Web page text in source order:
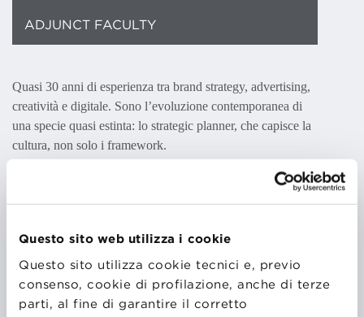
Questo sito web utilizza i cookie
Questo sito utilizza cookie tecnici e, previo
consenso, cookie di profilazione, anche di terze
parti, al fine di garantire il corretto
ADJUNCT FACULTY
Quasi 30 anni di esperienza tra brand strategy, advertising,
creatività e digitale. Sono l’evoluzione contemporanea di
una specie quasi estinta: lo strategic planner, che capisce la
cultura, non solo i framework.
“If you can think it, you can do it” è il mio claim
Imprenditore, partner e Chief Strategy Officer da 20 anni,
oggi in tre agenzie: Enfants Terribles, Hallelujah e